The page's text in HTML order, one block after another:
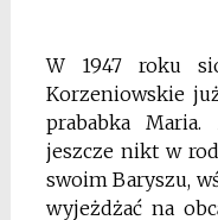
W 1947 roku
Korzeniowskie
prababka
jeszcze nikt w
swoim Baryszu,
wyjeżdżać na